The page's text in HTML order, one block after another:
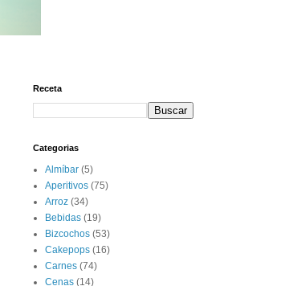
Receta
Categorias
Almíbar (5)
Aperitivos (75)
Arroz (34)
Bebidas (19)
Bizcochos (53)
Cakepops (16)
Carnes (74)
Cenas (14)